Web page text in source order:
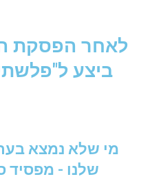
לאחר הפסקת
ביצע
מי שלא נמצא
שלנו - מפסיד